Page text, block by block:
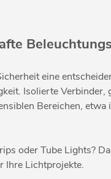
eine
Isolierte
Bereichen,
oder Tube Lights?
Ihre Lichtprojekte.